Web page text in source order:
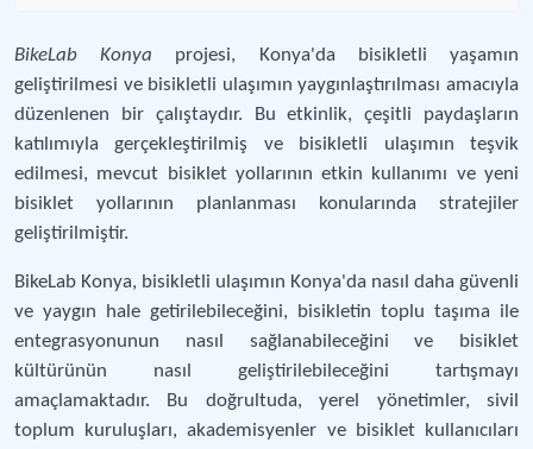
BikeLab Konya projesi, Konya'da bisikletli yaşamın
geliştirilmesi ve bisikletli ulaşımın yaygınlaştırılması amacıyla
düzenlenen bir çalıştaydır. Bu etkinlik, çeşitli paydaşların
katılımıyla gerçekleştirilmiş ve bisikletli ulaşımın teşvik
edilmesi, mevcut bisiklet yollarının etkin kullanımı ve yeni
bisiklet yollarının planlanması konularında stratejiler
geliştirilmiştir.
BikeLab Konya, bisikletli ulaşımın Konya'da nasıl daha güvenli
ve yaygın hale getirilebileceğini, bisikletin toplu taşıma ile
entegrasyonunun nasıl sağlanabileceğini ve bisiklet
kültürünün nasıl geliştirilebileceğini tartışmayı
amaçlamaktadır. Bu doğrultuda, yerel yönetimler, sivil
toplum kuruluşları, akademisyenler ve bisiklet kullanıcıları